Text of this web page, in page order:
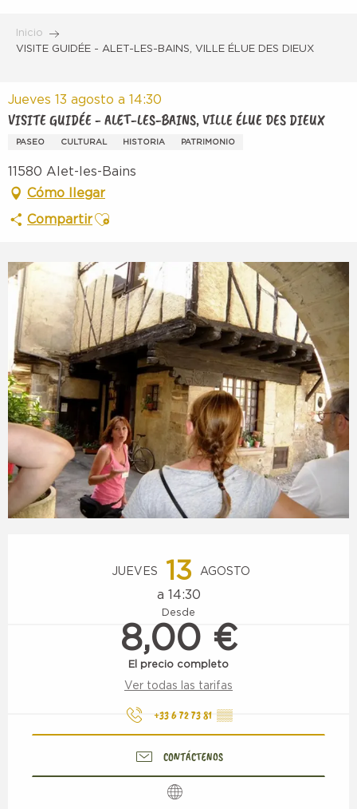
contenu
Inicio
VISITE GUIDÉE - ALET-LES-BAINS, VILLE ÉLUE DES DIEUX
Jueves 13 agosto a 14:30
VISITE GUIDÉE - ALET-LES-BAINS, VILLE ÉLUE DES DIEUX
PASEO CULTURAL HISTORIA PATRIMONIO
11580 Alet-les-Bains
Cómo llegar
CompartirAjouter aux favoris
JUEVES 13 AGOSTO
a 14:30
Desde
8,00 €
El precio completo
Ver todas las tarifas
+33 6 72 73 81 ▒▒
CONTÁCTENOS